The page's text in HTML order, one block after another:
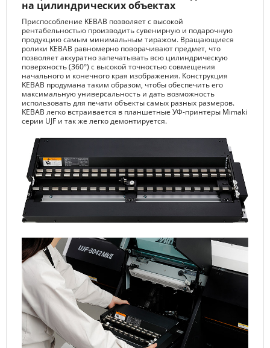
на цилиндрических объектах
Приспособление KEBAB позволяет с высокой
рентабельностью производить сувенирную и подарочную
продукцию самым минимальным тиражом. Вращающиеся
ролики KEBAB равномерно поворачивают предмет, что
позволяет аккуратно запечатывать всю цилиндрическую
поверхность (360°) с высокой точностью совмещения
начального и конечного края изображения. Конструкция
KEBAB продумана таким образом, чтобы обеспечить его
максимальную универсальность и дать возможность
использовать для печати объекты самых разных размеров.
KEBAB легко встраивается в планшетные УФ-принтеры Mimaki
серии UJF и так же легко демонтируется.